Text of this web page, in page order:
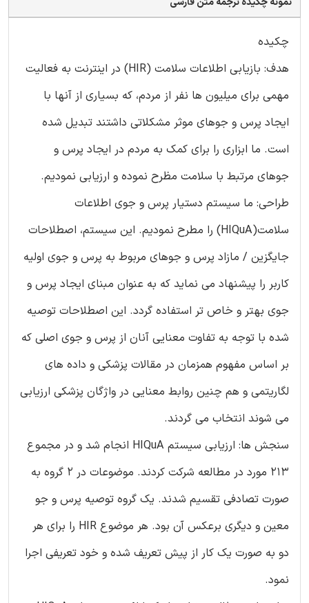
چکیده
هدف: بازیابی اطلاعات سلامت (HIR) در اینترنت به فعالیت
مهمی برای میلیون ها نفر از مردم، که بسیاری از آنها با
ایجاد پرس و جوهای موثر مشکلاتی داشتند تبدیل شده
است. ما ابزاری را برای کمک به مردم در ایجاد پرس و
جوهای مرتبط با سلامت مظرح نموده و ارزیابی نمودیم.
طراحی: ما سیستم دستیار پرس و جوی اطلاعات
سلامت(HIQuA) را مطرح نمودیم. این سیستم، اصطلاحات
جایگزین / مازاد پرس و جوهای مربوط به پرس و جوی اولیه
کاربر را پیشنهاد می نماید که به عنوان مبنای ایجاد پرس و
جوی بهتر و خاص تر استفاده گردد. این اصطلاحات توصیه
شده با توجه به تفاوت معنایی آنان از پرس و جوی اصلی که
بر اساس مفهوم همزمان در مقالات پزشکی و داده های
لگاریتمی و هم چنین روابط معنایی در واژگان پزشکی ارزیابی
می شوند انتخاب می گردند.
سنجش ها: ارزیابی سیستم HIQuA انجام شد و در مجموع
213 مورد در مطالعه شرکت کردند. موضوعات در 2 گروه به
صورت تصادفی تقسیم شدند. یک گروه توصیه پرس و جو
معین و دیگری برعکس آن بود. هر موضوع HIR را برای هر
دو به صورت یک کار از پیش تعریف شده و خود تعریفی اجرا
نمود.